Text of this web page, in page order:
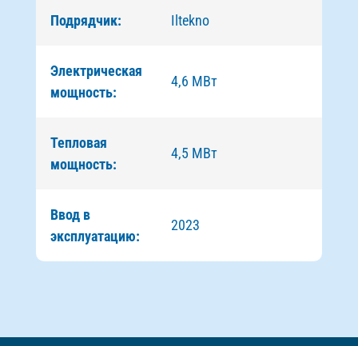
Подрядчик: Iltekno
Электрическая
мощность:
4,6 МВт
Тепловая
мощность:
4,5 МВт
Ввод в
эксплуатацию:
2023